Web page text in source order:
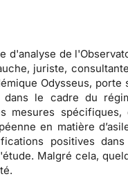
d'analyse de
juriste,
Odysseus,
dans le cadre du
mesures
en matière
positives
Malgré cela,